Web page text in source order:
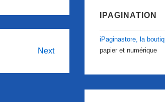
Next
IPAGINATION
iPaginastore, la
papier et numérique